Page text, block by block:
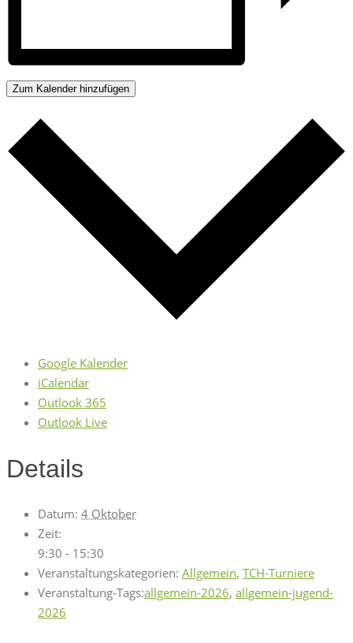
Zum Kalender hinzufügen
Google Kalender
iCalendar
Outlook 365
Outlook Live
Details
Datum: 4 Oktober
Zeit:
9:30 - 15:30
Veranstaltungskategorien: Allgemein, TCH-Turniere
Veranstaltung-Tags:allgemein-2026, allgemein-jugend-
2026